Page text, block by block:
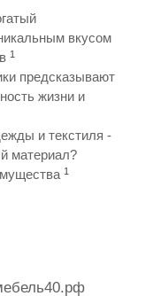
вкусом
1
предсказывают
жизни и
и текстиля -
материал?
1